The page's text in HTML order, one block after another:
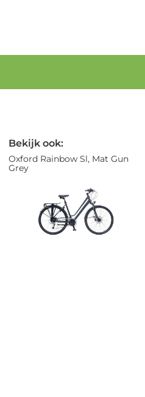
Bekijk ook:
Oxford Rainbow Sl, Mat Gun
Grey